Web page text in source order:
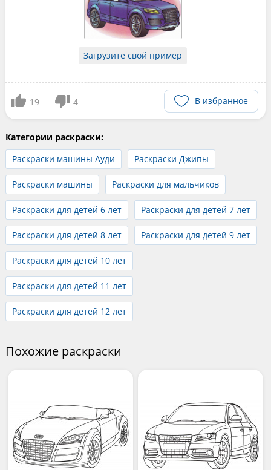
Загрузите свой пример
19 4 В избранное
Категории раскраски:
Раскраски машины Ауди
Раскраски Джипы
Раскраски машины Раскраски для мальчиков
Раскраски для детей 6 лет Раскраски для детей 7 лет
Раскраски для детей 8 лет Раскраски для детей 9 лет
Раскраски для детей 10 лет
Раскраски для детей 11 лет
Раскраски для детей 12 лет
Похожие раскраски